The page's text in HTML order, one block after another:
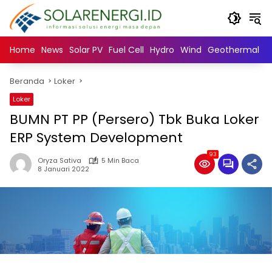
Langsung
konten
Home News Solar PV Fuel Cell Hydro Wind Geothermal
Beranda Loker
Loker
BUMN PT PP (Persero) Tbk Buka Loker
ERP System Development
Oryza Sativa
5 Min Baca
8 Januari 2022
93